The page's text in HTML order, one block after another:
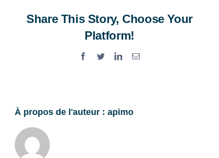
Share This Story, Choose Your
Platform!
Facebook
TwitterLinkedInEmail
À propos de l'auteur : apimo